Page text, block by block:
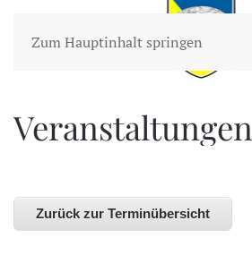
Zum Hauptinhalt springen
Veranstaltungen
Zurück zur Terminübersicht